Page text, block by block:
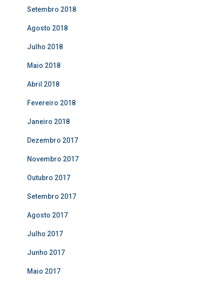
Setembro 2018
Agosto 2018
Julho 2018
Maio 2018
Abril 2018
Fevereiro 2018
Janeiro 2018
Dezembro 2017
Novembro 2017
Outubro 2017
Setembro 2017
Agosto 2017
Julho 2017
Junho 2017
Maio 2017